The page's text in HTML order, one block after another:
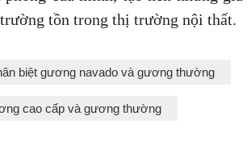
tồn trong thị trường nội thất.
biệt gương navado và gương thường
cao cấp và gương thường